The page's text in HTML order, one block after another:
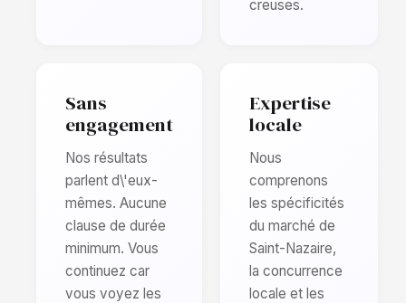
creuses.
Sans
engagement
Nos résultats
parlent d\'eux-
mêmes. Aucune
clause de durée
minimum. Vous
continuez car
vous voyez les
Expertise
locale
Nous
comprenons
les spécificités
du marché de
Saint-Nazaire,
la concurrence
locale et les